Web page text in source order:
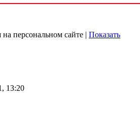
персональном сайте | Показать
13:20